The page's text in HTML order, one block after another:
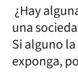
¿Hay
una
Si alguno
exponga,